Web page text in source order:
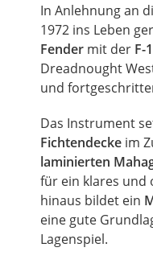
In Anlehnung an
1972 ins Leben
Fender mit der F-
Dreadnought
und
Das Instrument
Fichtendecke im
laminierten
für ein klares und
hinaus bildet ein
eine gute
Lagenspiel.